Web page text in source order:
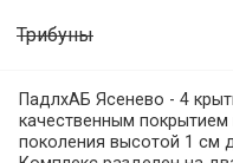
Трибуны
ПадлхАБ Ясенево - 4
качественным покрытием
поколения высотой 1 см